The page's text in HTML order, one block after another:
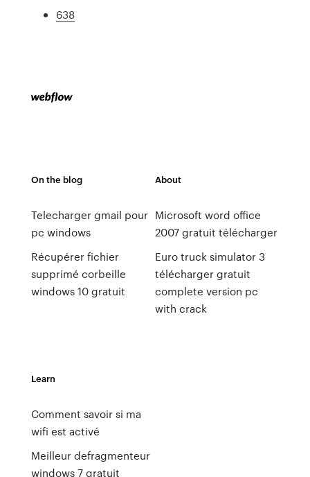
638
On the blog
Telecharger gmail pour
pc windows
Récupérer fichier
supprimé corbeille
windows 10 gratuit
About
Microsoft word office
2007 gratuit télécharger
Euro truck simulator 3
télécharger gratuit
complete version pc
with crack
Learn
Comment savoir si ma
wifi est activé
Meilleur defragmenteur
windows 7 gratuit